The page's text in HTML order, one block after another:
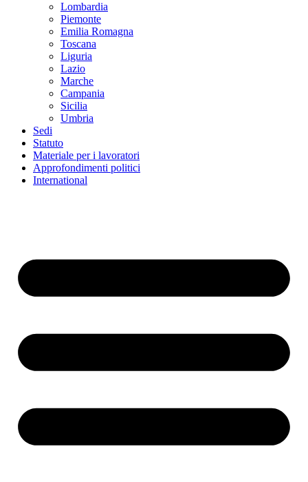
Lombardia
Piemonte
Emilia Romagna
Toscana
Liguria
Lazio
Marche
Campania
Sicilia
Umbria
Sedi
Statuto
Materiale per i lavoratori
Approfondimenti politici
International